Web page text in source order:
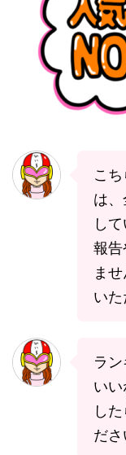
こ
は
し
報告
ま
いた
ラ
い
し
ださ